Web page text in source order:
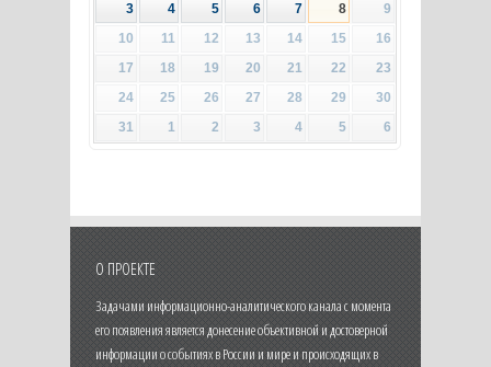
3
4 5 6 7 8
9
10
11 12 13 14 15
16
17
18 19 20 21 22
23
24
25 26 27 28 29
30
31
1 2 3 4 5 6
О ПРОЕКТЕ
Задачами информационно-аналитического канала с момента
его появления является донесение объективной и достоверной
информации о событиях в России и мире и происходящих в